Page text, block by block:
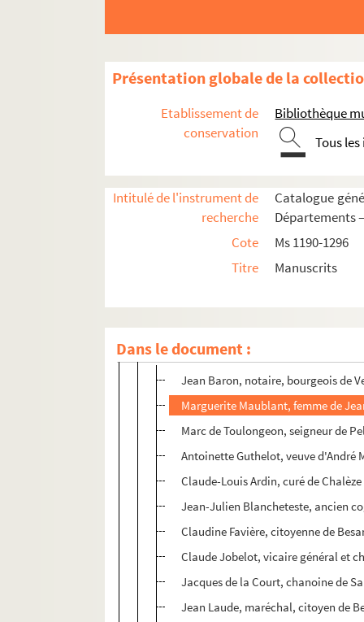
Présentation globale de la
Etablissement de
conservation
Bibliothèque
Tous
Intitulé de l'instrument de
recherche
Catalogue
Départements
Cote
Ms 1190-1296
Titre
Manuscrits
Dans le document :
Ms 1296-8. Testaments provenant
Ms 1296-10. Testaments provenant
Ms 1296-11. Testaments provenant
Ms 1296-12. Testaments provenant
Ms 1296-13. Testaments provenant
Ms 1296-14. Testaments provenant
Ms 1296-15. Testaments provenant
Ms 1296-16. Testaments provenant
Ms 1296-18. Testaments provenant
Ms 1296-19. Testaments provenant de
Jean Baron, notaire, bourgeois de
Marguerite Maublant, femme de
Marc de Toulongeon, seigneur de
Antoinette Guthelot, veuve d'André
Claude-Louis Ardin, curé de Chalèze
Jean-Julien Blancheteste, ancien
Claudine Favière, citoyenne de
Claude Jobelot, vicaire général et
Jacques de la Court, chanoine de
Jean Laude, maréchal, citoyen de